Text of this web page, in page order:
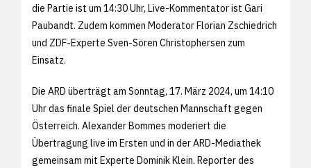
die Partie ist um 14:30 Uhr, Live-Kommentator ist Gari
Paubandt. Zudem kommen Moderator Florian Zschiedrich
und ZDF-Experte Sven-Sören Christophersen zum
Einsatz.
Die ARD überträgt am Sonntag, 17. März 2024, um 14:10
Uhr das finale Spiel der deutschen Mannschaft gegen
Österreich. Alexander Bommes moderiert die
Übertragung live im Ersten und in der ARD-Mediathek
gemeinsam mit Experte Dominik Klein. Reporter des